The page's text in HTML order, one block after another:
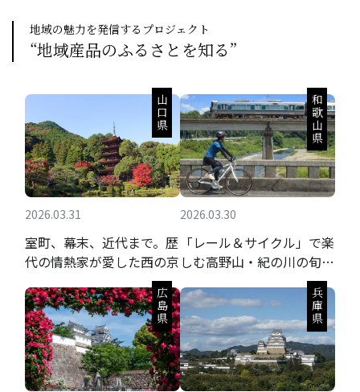
地域の魅力を発信するプロジェクト
“地域産品のふるさとを知る”
2026.03.31
山口県
室町、幕末、近代まで。歴
代の情熱家が愛した西の京
2026.03.30
和歌山県
「レール＆サイクル」で楽
しむ高野山・紀の川の旬の
広島県 兵庫県